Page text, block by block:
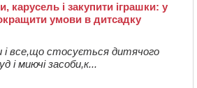
карусель і закупити іграшки: у
умови в дитсадку
і все,що стосується дитячого
і миючі засоби,к...